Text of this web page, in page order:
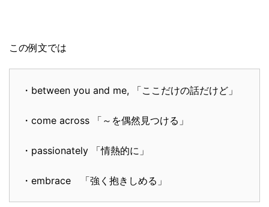
この例文では
・between you and me, 「ここだけの話だけど」
・come across 「～を偶然見つける」
・passionately 「情熱的に」
・embrace 「強く抱きしめる」